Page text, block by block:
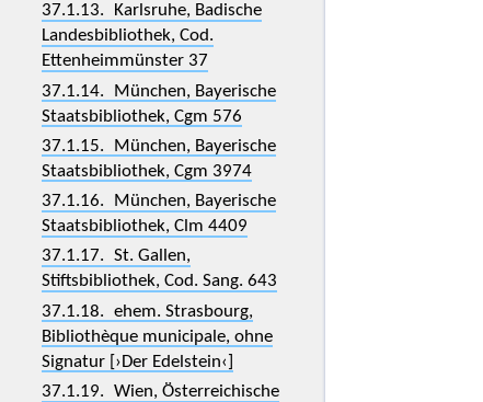
37.1.13. Karlsruhe, Badische
Landesbibliothek, Cod.
Ettenheimmünster 37
37.1.14. München, Bayerische
Staatsbibliothek, Cgm 576
37.1.15. München, Bayerische
Staatsbibliothek, Cgm 3974
37.1.16. München, Bayerische
Staatsbibliothek, Clm 4409
37.1.17. St. Gallen,
Stiftsbibliothek, Cod. Sang. 643
37.1.18. ehem. Strasbourg,
Bibliothèque municipale, ohne
Signatur [›Der Edelstein‹]
37.1.19. Wien, Österreichische